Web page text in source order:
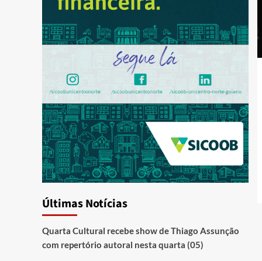
Últimas Notícias
Quarta Cultural recebe show de Thiago Assunção
com repertório autoral nesta quarta (05)